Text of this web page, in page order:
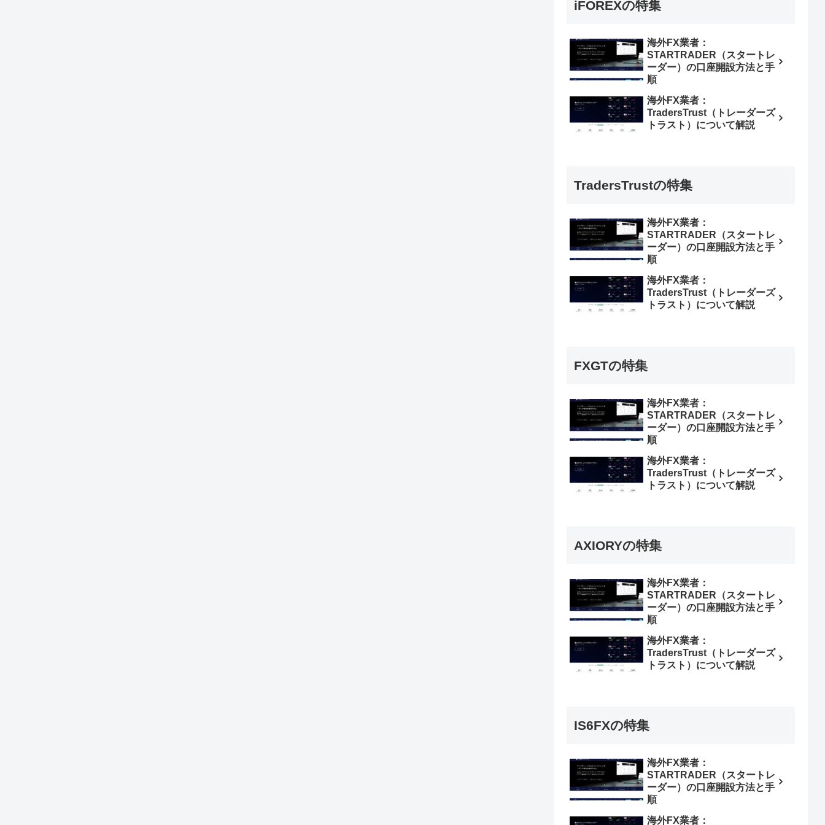
iFOREXの特集
海外FX業者：
STARTRADER（スタートレ
ーダー）の口座開設方法と手
順
海外FX業者：
TradersTrust（トレーダーズ
トラスト）について解説
TradersTrustの特集
海外FX業者：
STARTRADER（スタートレ
ーダー）の口座開設方法と手
順
海外FX業者：
TradersTrust（トレーダーズ
トラスト）について解説
FXGTの特集
海外FX業者：
STARTRADER（スタートレ
ーダー）の口座開設方法と手
順
海外FX業者：
TradersTrust（トレーダーズ
トラスト）について解説
AXIORYの特集
海外FX業者：
STARTRADER（スタートレ
ーダー）の口座開設方法と手
順
海外FX業者：
TradersTrust（トレーダーズ
トラスト）について解説
IS6FXの特集
海外FX業者：
STARTRADER（スタートレ
ーダー）の口座開設方法と手
順
海外FX業者：